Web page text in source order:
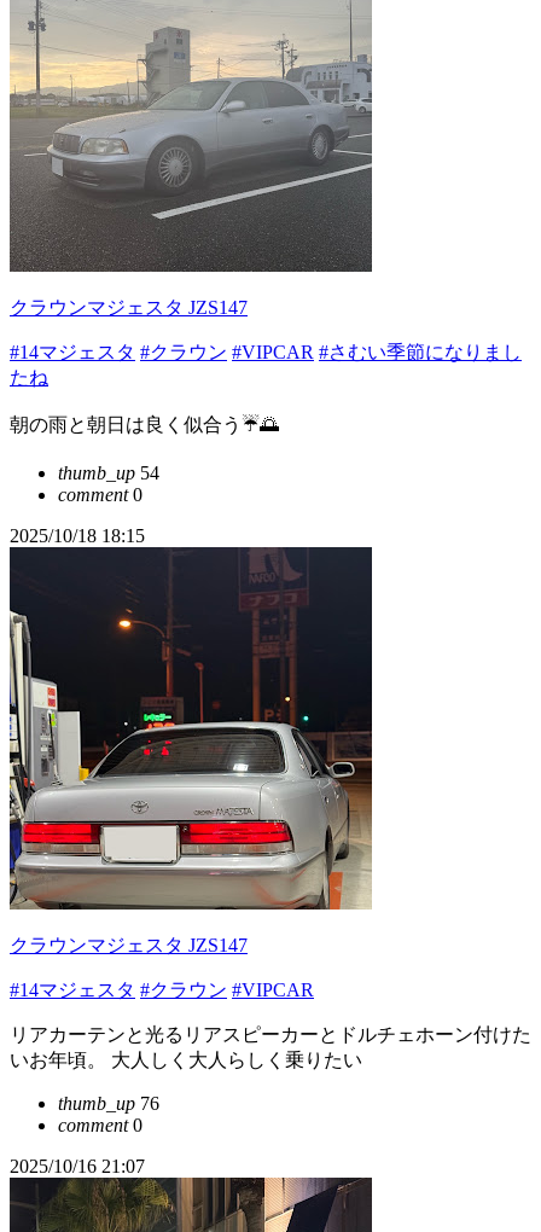
クラウンマジェスタ JZS147
#14マジェスタ #クラウン #VIPCAR #さむい季節になりまし
たね
朝の雨と朝日は良く似合う☔️🌅
thumb_up 54
comment0
2025/10/18 18:15
クラウンマジェスタ JZS147
#14マジェスタ #クラウン #VIPCAR
リアカーテンと光るリアスピーカーとドルチェホーン付けた
いお年頃。 大人しく大人らしく乗りたい
thumb_up 76
comment0
2025/10/16 21:07